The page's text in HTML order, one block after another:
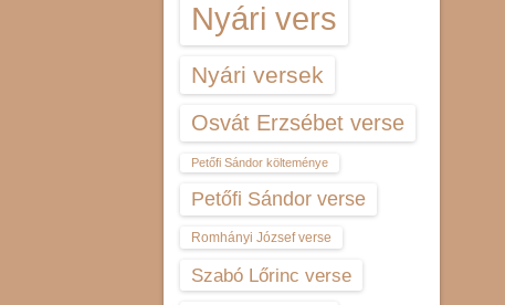
Nyári vers
Nyári versek
Osvát Erzsébet verse
Petőfi Sándor költeménye
Petőfi Sándor verse
Romhányi József verse
Szabó Lőrinc verse